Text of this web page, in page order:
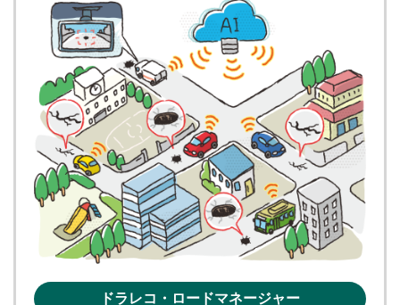
ドラレコ・ロードマネージャー